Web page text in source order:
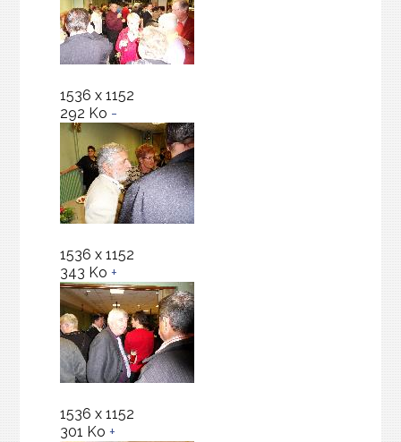
1536 x 1152
292 Ko -
1536 x 1152
343 Ko +
1536 x 1152
301 Ko +